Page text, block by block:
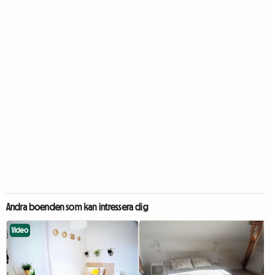
Andra boenden som kan intressera dig
Video